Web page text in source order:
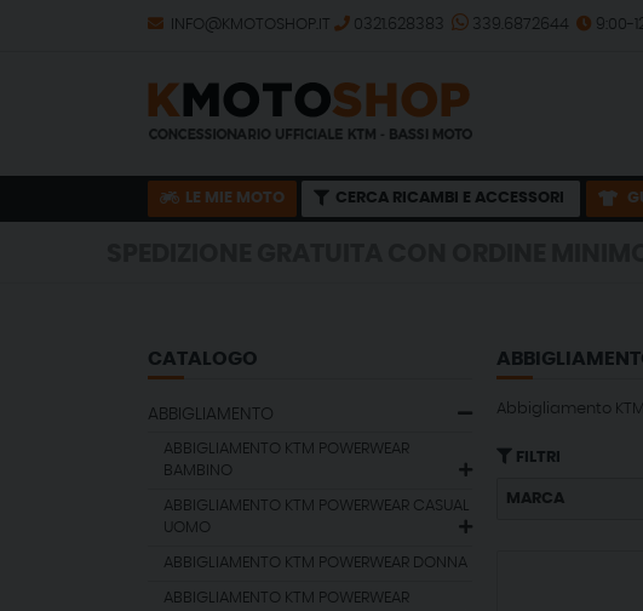
INFO@KMOTOSHOP.IT 0321.628383 339.6872644 9:00-
LE MIE MOTO CERCA RICAMBI E ACCESSORI
CATALOGO
ABBIGLIAMENTO
ABBIGLIAMENTO KTM POWERWEAR
BAMBINO
ABBIGLIAMENTO KTM POWERWEAR CASUAL
UOMO
ABBIGLIAMENTO KTM POWERWEAR DONNA
ABBIGLIAMENTO KTM POWERWEAR
Abbigliamento
FILTRI
MARCA